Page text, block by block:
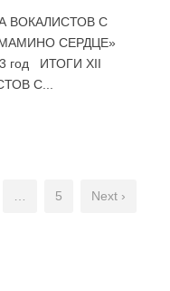
ВОКАЛИСТОВ С
СЕРДЦЕ»
год ИТОГИ XII
С...
… 5 Next ›